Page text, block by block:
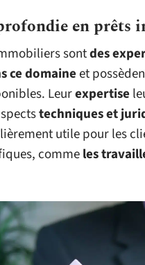
en prêts
sontdes
ce domaineet
Leurexpertise
techniques et
utile pour les
commeles